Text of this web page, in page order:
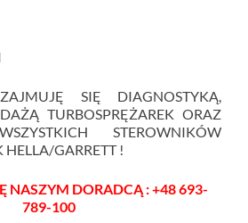
SIĘ DIAGNOSTYKĄ,
TURBOSPRĘŻAREK ORAZ
STEROWNIKÓW
HELLA/GARRETT !
NASZYM DORADCĄ : +48 693-
789-100